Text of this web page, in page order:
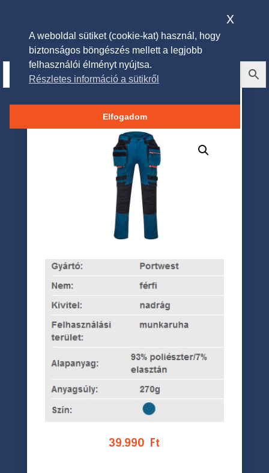
Portwest DX4 Lengőzsebes
nadrág – metro kék
39.990 Ft
A weboldal sütiket (cookie-kat) használ, hogy
biztonságos böngészés mellett a legjobb
felhasználói élményt nyújtsa.
Részletes információ a sütikről
Elfogadom
x